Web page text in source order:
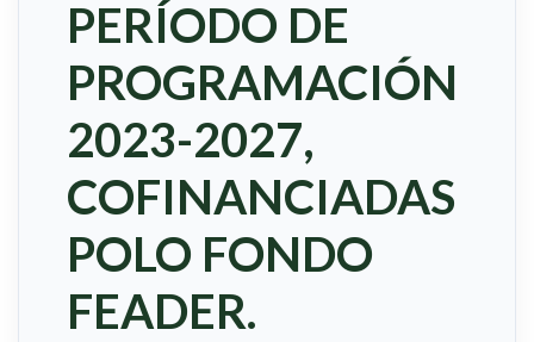
PERÍODO DE
PROGRAMACIÓN
2023-2027,
COFINANCIADAS
POLO FONDO
FEADER.